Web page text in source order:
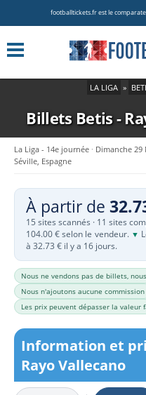
footballtickets.fr est le
LA LIGA »
Billets Betis -
La Liga - 14e journée Dimanche 29
Séville, Espagne
À partir de
15 sites scannés · 11 sites
104.00 € selon le vendeur. ▼
à 32.73 € il y a 16 jours.
Nous ne vendons pas de billets,
Nous n'ajoutons aucune commission
Les prix peuvent dépasser la valeur
Information et
Rayo Vallecano